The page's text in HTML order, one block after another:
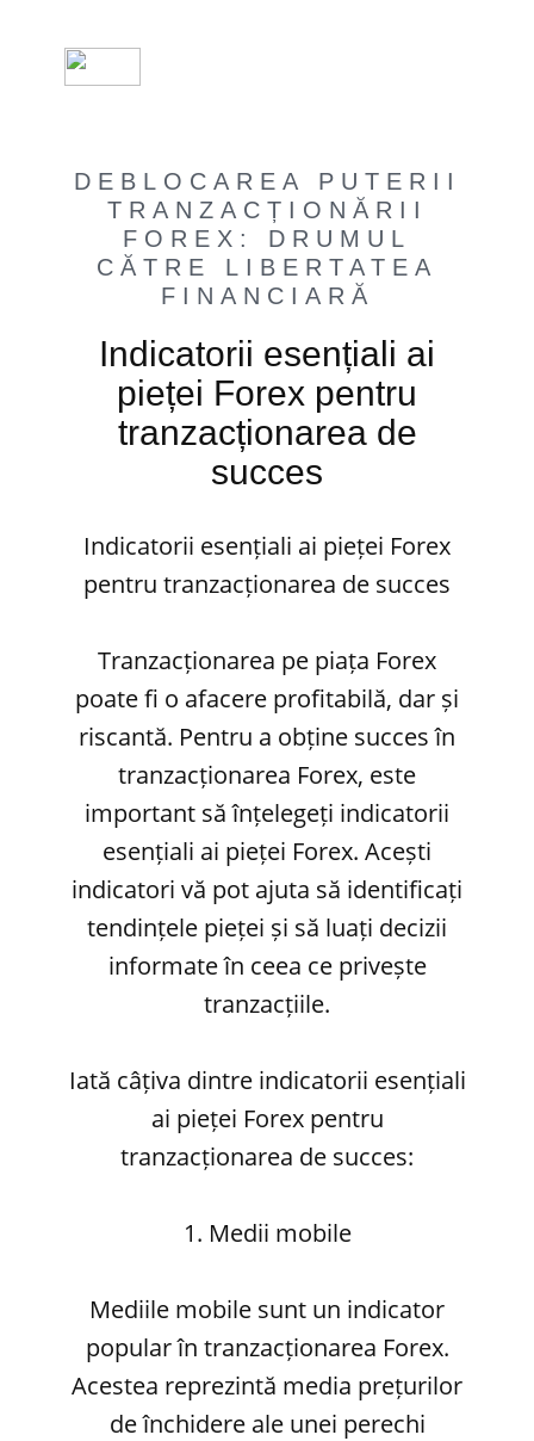
DEBLOCAREA PUTERII
TRANZACȚIONĂRII
FOREX: DRUMUL
CĂTRE LIBERTATEA
FINANCIARĂ
Indicatorii esențiali ai
pieței Forex pentru
tranzacționarea de
succes
Indicatorii esențiali ai pieței Forex
pentru tranzacționarea de succes
Tranzacționarea pe piața Forex
poate fi o afacere profitabilă, dar și
riscantă. Pentru a obține succes în
tranzacționarea Forex, este
important să înțelegeți indicatorii
esențiali ai pieței Forex. Acești
indicatori vă pot ajuta să identificați
tendințele pieței și să luați decizii
informate în ceea ce privește
tranzacțiile.
Iată câțiva dintre indicatorii esențiali
ai pieței Forex pentru
tranzacționarea de succes:
1. Medii mobile
Mediile mobile sunt un indicator
popular în tranzacționarea Forex.
Acestea reprezintă media prețurilor
de închidere ale unei perechi